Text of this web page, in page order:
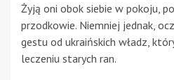
Żyją oni obok siebie w pokoju,
przodkowie. Niemniej jednak,
gestu od ukraińskich władz,
leczeniu starych ran.